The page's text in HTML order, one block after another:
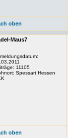
oben
Maus7
11105
Spessart Hessen
oben